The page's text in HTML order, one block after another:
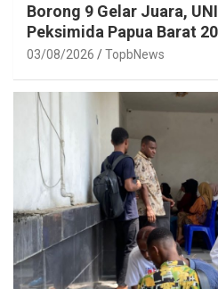
Borong 9 Gelar Juara,
Peksimida Papua Barat
03/08/2026 TopbNews